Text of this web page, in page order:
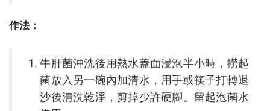
作法：
牛肝菌沖洗後用熱水蓋面浸泡半小時，撈起
菌放入另一碗內加清水，用手或筷子打轉退
沙後清洗乾淨，剪掉少許硬腳。留起泡菌水